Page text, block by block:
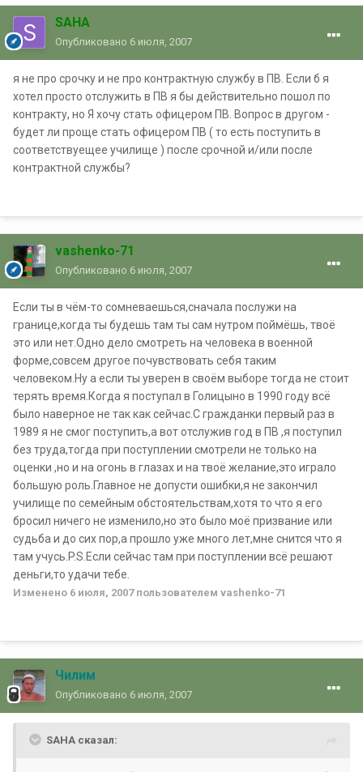
SAHA
Опубликовано 6 июля, 2007
я не про срочку и не про контрактную службу в ПВ. Если б я
хотел просто отслужить в ПВ я бы действительно пошол по
контракту, но Я хочу стать офицером ПВ. Вопрос в другом -
будет ли проще стать офицером ПВ ( то есть поступить в
соответствуещее училище ) после срочной и/или после
контрактной службы?
vashenko-71
Опубликовано 6 июля, 2007
Если ты в чём-то сомневаешься,сначала послужи на
границе,когда ты будешь там ты сам нутром поймёшь, твоё
это или нет.Одно дело смотреть на человека в военной
форме,совсем другое почувствовать себя таким
человеком.Ну а если ты уверен в своём выборе тогда не стоит
терять время.Когда я поступал в Голицыно в 1990 году всё
было наверное не так как сейчас.C гражданки первый раз в
1989 я не смог поступить,а вот отслужив год в ПВ ,я поступил
без труда,тогда при поступлении смотрели не только на
оценки ,но и на огонь в глазах и на твоё желание,это играло
большую роль.Главное не допусти ошибки,я не закончил
училище по семейным обстоятельствам,хотя то что я его
бросил ничего не изменило,но это было моё призвание или
судьба и до сих пор,а прошло уже много лет,мне снится что я
там учусь.P.S.Если сейчас там при поступлении всё решают
деньги,то удачи тебе.
Изменено 6 июля, 2007пользователем vashenko-71
Чилим
Опубликовано 6 июля, 2007
SAHA сказал: